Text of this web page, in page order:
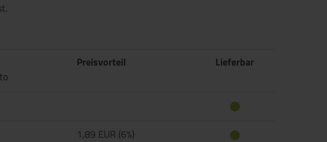
Preisvorteil Lieferbar
1,89 EUR (6%)